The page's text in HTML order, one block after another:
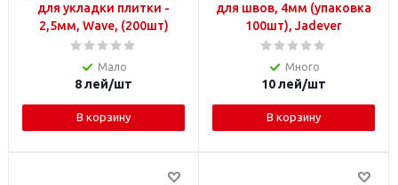
для укладки плитки -
2,5мм, Wave, (200шт)
Мало
8лей/шт
В корзину
для швов, 4мм (упаковка
100шт), Jadever
Много
10лей/шт
В корзину